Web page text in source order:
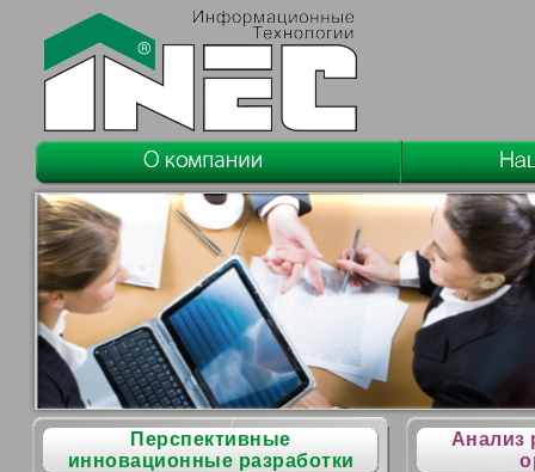
Перспективные
инновационные разработки
Анализ